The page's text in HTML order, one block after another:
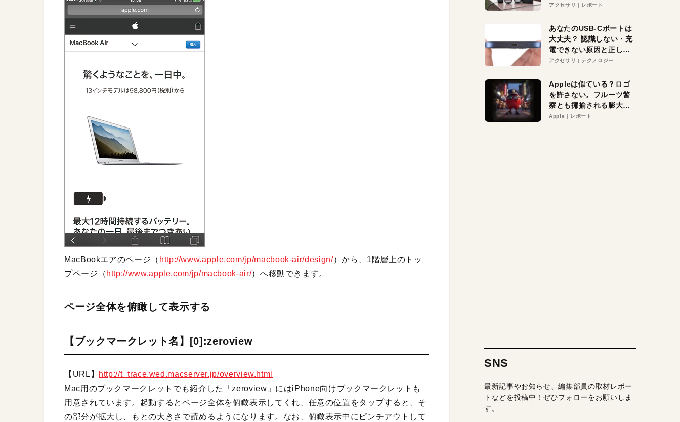
MacBookエアのページ（ http://www.apple.com/jp/macbook-air/design/）から、1階層上のトッ
プページ（ http://www.apple.com/jp/macbook-air/）へ移動できます。
ページ全体を俯瞰して表示する
【ブックマークレット名】[0]:zeroview
【URL】
http://t_trace.wed.macserver.jp/overview.html
Mac用のブックマークレットでも紹介した「zeroview」にはiPhone向けブックマークレットも
用意されています。起動するとページ全体を俯瞰表示してくれ、任意の位置をタップすると、そ
の部分が拡大し、もとの大きさで読めるようになります。なお、俯瞰表示中にピンチアウトして
ーム・夜間撮影をチェッ
アクセサリ レポート
あなたのUSB-Cポートは
大丈夫？ 認識しない・充
電できない原因と正しい
対策
アクセサリ テクノロジー
Appleは似ている？ロゴ
を許さない。フルーツ警
察とも揶揄される膨大な
異議申し立て。対象は非
Apple レポート
SNS
最新記事やお知らせ、編集部員の取材レポー
トなどを投稿中！ぜひフォローをお願いしま
す。